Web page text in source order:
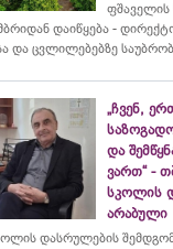
დაიწყება -
და ცვლილებებზე
„ჩვენ,
და
ვართ“ -
სკოლის
არაბული
დასრულების